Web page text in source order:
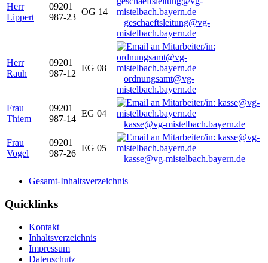
Herr
Lippert
09201
987-23
OG 14
geschaeftsleitung@vg-
mistelbach.bayern.de
Herr
Rauh
09201
987-12
EG 08
ordnungsamt@vg-
mistelbach.bayern.de
Frau
Thiem
09201
987-14
EG 04
kasse@vg-mistelbach.bayern.de
Frau
Vogel
09201
987-26
EG 05
kasse@vg-mistelbach.bayern.de
Gesamt-Inhaltsverzeichnis
Quicklinks
Kontakt
Inhaltsverzeichnis
Impressum
Datenschutz